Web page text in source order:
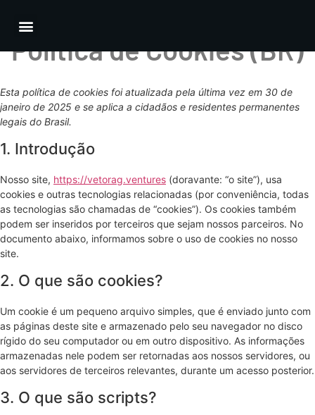
Política de Cookies (BR)
Esta política de cookies foi atualizada pela última vez em 30 de
janeiro de 2025 e se aplica a cidadãos e residentes permanentes
legais do Brasil.
1. Introdução
Nosso site, https://vetorag.ventures (doravante: “o site”), usa
cookies e outras tecnologias relacionadas (por conveniência, todas
as tecnologias são chamadas de “cookies”). Os cookies também
podem ser inseridos por terceiros que sejam nossos parceiros. No
documento abaixo, informamos sobre o uso de cookies no nosso
site.
2. O que são cookies?
Um cookie é um pequeno arquivo simples, que é enviado junto com
as páginas deste site e armazenado pelo seu navegador no disco
rígido do seu computador ou em outro dispositivo. As informações
armazenadas nele podem ser retornadas aos nossos servidores, ou
aos servidores de terceiros relevantes, durante um acesso posterior.
3. O que são scripts?